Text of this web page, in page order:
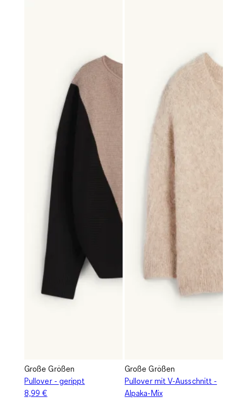
Große Größen
Pullover - gerippt
8,99 €
Große Größen
Pullover mit V-Ausschnitt -
Alpaka-Mix